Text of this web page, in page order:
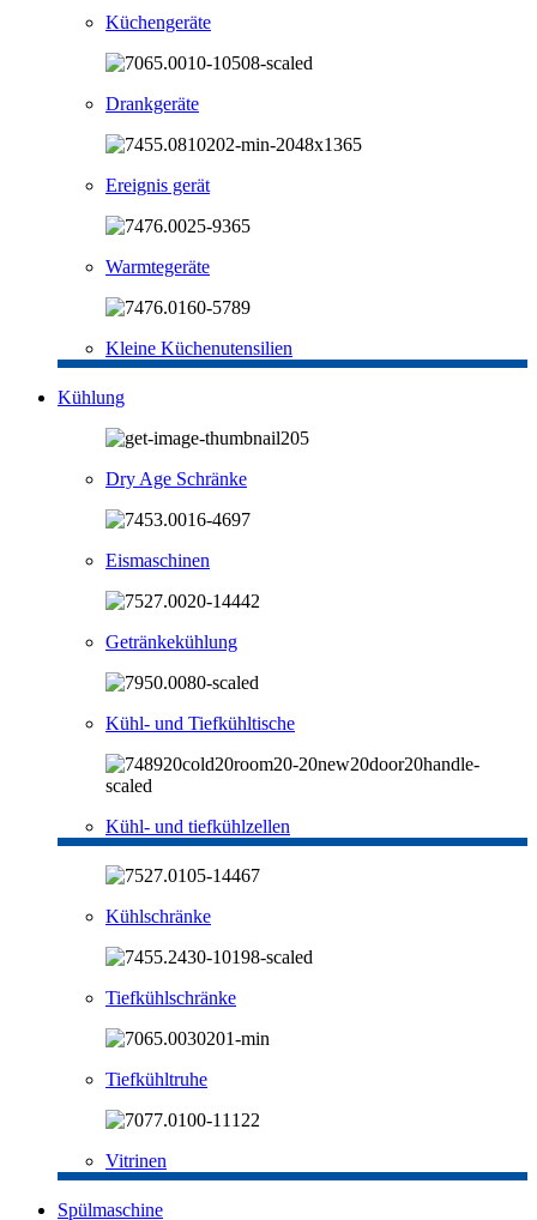
Küchengeräte
Drankgeräte
Ereignis gerät
Warmtegeräte
Kleine Küchenutensilien
Kühlung
Dry Age Schränke
Eismaschinen
Getränkekühlung
Kühl- und Tiefkühltische
Kühl- und tiefkühlzellen
Kühlschränke
Tiefkühlschränke
Tiefkühltruhe
Vitrinen
Spülmaschine